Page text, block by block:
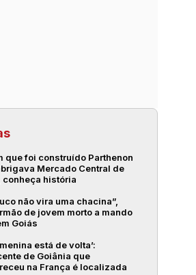
que foi construído Parthenon
Mercado Central de
conheça história
não vira uma chacina”,
de jovem morto a mando
Goiás
está de volta’:
de Goiânia que
na França é localizada